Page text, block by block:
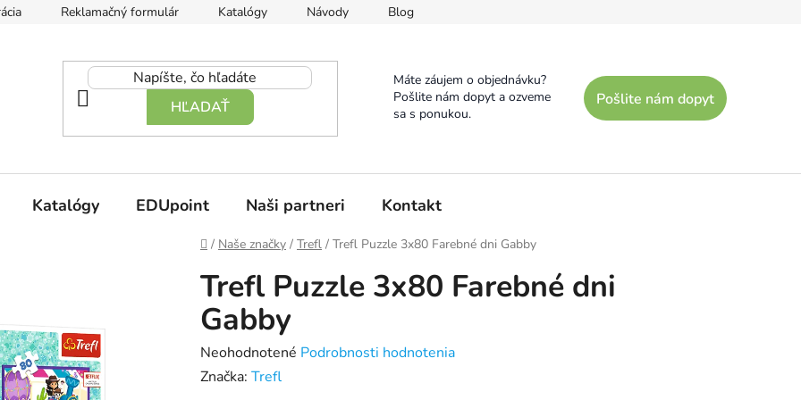
Reklamačný formulár Katalógy Návody Blog
HĽADAŤ
Máte záujem o objednávku?
Pošlite nám dopyt a ozveme
sa s ponukou.
Pošlite nám dopyt
Katalógy EDUpoint Naši partneri Kontakt
Domov
/ Naše značky / Trefl / Trefl Puzzle 3x80 Farebné dni Gabby
Trefl Puzzle 3x80 Farebné dni
Gabby
Priemerné
hodnotenie
Neohodnotené Podrobnosti hodnotenia
Značka: Trefl